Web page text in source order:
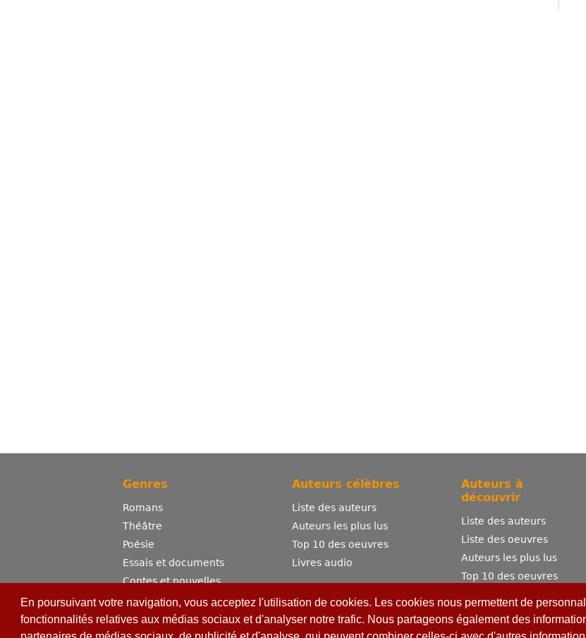
En poursuivant votre navigation, vous acceptez l'utilisation de cookies. Les cookies nous permettent de
fonctionnalités relatives aux médias sociaux et d'analyser notre trafic. Nous partageons également des
Genres
Romans
Théâtre
Poésie
Essais et documents
Contes et nouvelles
Dictionnaire
Sciences
Auteurs célèbres
Liste des auteurs
Auteurs les plus lus
Top 10 des oeuvres
Livres audio
Auteurs à
découvrir
Liste des auteurs
Liste des oeuvres
Auteurs les plus lus
Top 10 des oeuvres